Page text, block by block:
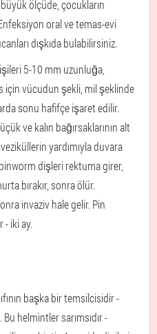
ölçüde, çocukların
oral ve temas-evi
dışkıda bulabilirsiniz.
5-10 mm uzunluğa,
için vücudun şekli, mil şeklinde
sonu hafifçe işaret edilir.
ve kalın bağırsaklarının alt
yardımıyla duvara
dişleri rektuma girer,
bırakır, sonra ölür.
invaziv hale gelir. Pin
- iki ay.
başka bir temsilcisidir -
helmintler sarımsıdır -